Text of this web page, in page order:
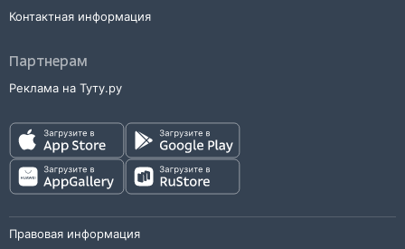
Контактная информация
Партнерам
Реклама на Туту.ру
Правовая информация